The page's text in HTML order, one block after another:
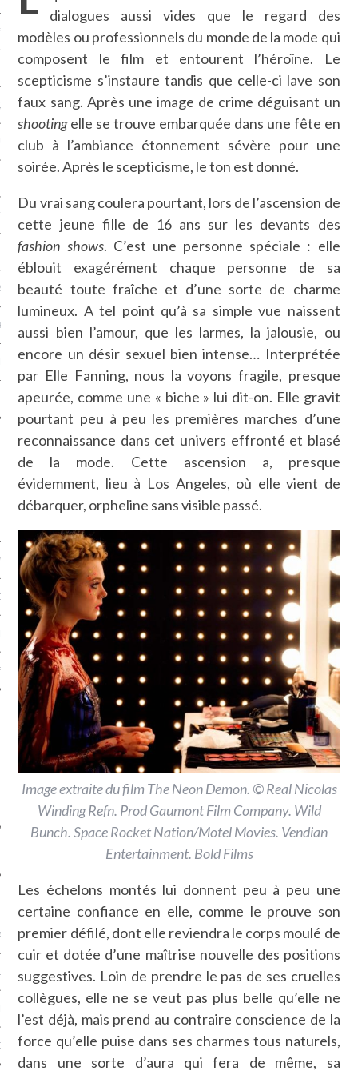
EN VOD
CARAVELLE
PODCAST
SUIVEZ-NOUS
CARAVELLE
CARAVELLE
PODCAST
dialogues aussi vides que le regard des
modèles ou professionnels du monde de la mode qui
composent le film et entourent l’héroïne. Le
scepticisme s’instaure tandis que celle-ci lave son
faux sang. Après une image de crime déguisant un
shootingelle se trouve embarquée dans une fête en
club à l’ambiance étonnement sévère pour une
soirée. Après le scepticisme, le ton est donné.
Du vrai sang coulera pourtant, lors de l’ascension de
cette jeune fille de 16 ans sur les devants des
fashion shows. C’est une personne spéciale : elle
éblouit exagérément chaque personne de sa
beauté toute fraîche et d’une sorte de charme
lumineux. A tel point qu’à sa simple vue naissent
aussi bien l’amour, que les larmes, la jalousie, ou
encore un désir sexuel bien intense… Interprétée
par Elle Fanning, nous la voyons fragile, presque
apeurée, comme une « biche » lui dit-on. Elle gravit
pourtant peu à peu les premières marches d’une
reconnaissance dans cet univers effronté et blasé
de la mode. Cette ascension a, presque
évidemment, lieu à Los Angeles, où elle vient de
débarquer, orpheline sans visible passé.
Image extraite du film The Neon Demon. © Real Nicolas
Winding Refn. Prod Gaumont Film Company. Wild
Bunch. Space Rocket Nation/Motel Movies. Vendian
Entertainment. Bold Films
Les échelons montés lui donnent peu à peu une
certaine confiance en elle, comme le prouve son
premier défilé, dont elle reviendra le corps moulé de
cuir et dotée d’une maîtrise nouvelle des positions
suggestives. Loin de prendre le pas de ses cruelles
collègues, elle ne se veut pas plus belle qu’elle ne
l’est déjà, mais prend au contraire conscience de la
force qu’elle puise dans ses charmes tous naturels,
dans une sorte d’aura qui fera de même, sa